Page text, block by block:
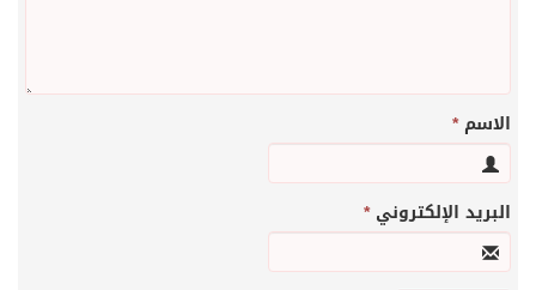
الاسم*
البريد الإلكتروني*